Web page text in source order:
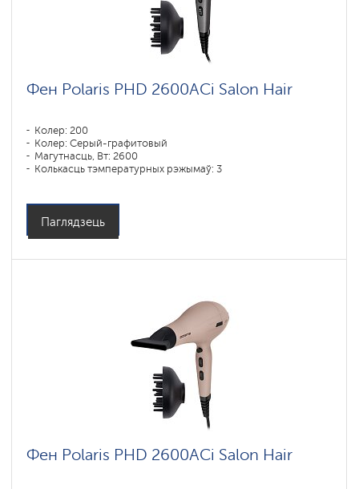
Фен Polaris PHD 2600AСi Salon Hair
Колер: 200
Колер: Серый-графитовый
Магутнасць, Вт: 2600
Колькасць тэмпературных рэжымаў: 3
Паглядзець
Фен Polaris PHD 2600AСi Salon Hair